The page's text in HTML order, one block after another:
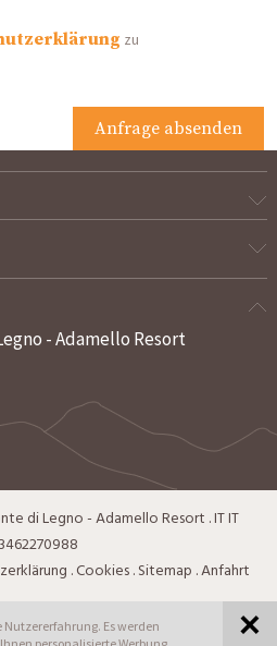
Nutzererfahrung. Es werden
zu
Anfrage absenden
- Adamello Resort
di Legno - Adamello Resort .ITIT
.Cookies.Sitemap .Anfahrt